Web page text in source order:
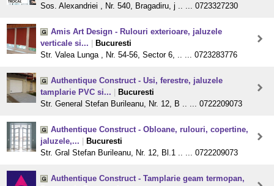
Sos. Alexandriei , Nr. 540, Bragadiru, j .. ... 0723327230
Amis Art Design - Rulouri exterioare, jaluzele
verticale si...
Bucuresti
Str. Valea Lunga , Nr. 54-56, Sector 6, .. ... 0723283776
Authentique Construct - Usi, ferestre, jaluzele
tamplarie PVC si...
Bucuresti
Str. General Stefan Burileanu, Nr. 12, B .. ... 0722209073
Authentique Construct - Obloane, rulouri, copertine,
jaluzele,...
Bucuresti
Str. Gral Stefan Burileanu, Nr. 12, Bl.1 .. ... 0722209073
Authentique Construct - Tamplarie geam termopan,